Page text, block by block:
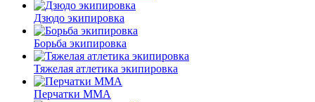
Дзюдо экипировка
Борьба экипировка
Тяжелая атлетика экипировка
Перчатки MMA